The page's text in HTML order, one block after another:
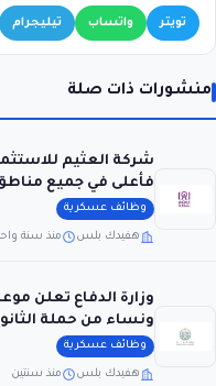
تويتر واتساب تيليجرام
منشورات ذات صلة
شركة العثيم
فأعلى في جميع
وظائف عسكرية
هفيدك بلس منذ سنة
وزارة الدفاع تعلن
ونساء من حملة
وظائف عسكرية
هفيدك بلس منذ سنتين